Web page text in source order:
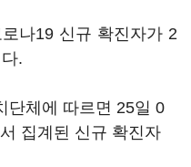
나19 신규 확진자가 2
.
단체에 따르면 25일 0
집계된 신규 확진자